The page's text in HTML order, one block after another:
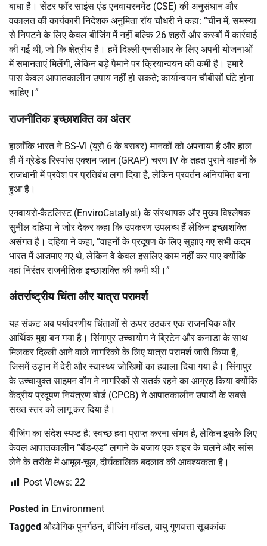
बाधा है। सेंटर फॉर साइंस एंड एनवायरनमेंट (CSE) की अनुसंधान और
वकालत की कार्यकारी निदेशक अनुमिता रॉय चौधरी ने कहा: “चीन में, समस्या
से निपटने के लिए केवल बीजिंग में नहीं बल्कि 26 शहरों और कस्बों में कार्रवाई
की गई थी, जो कि क्षेत्रीय है। हमें दिल्ली-एनसीआर के लिए अपनी योजनाओं
में समानताएं मिलेंगी, लेकिन बड़े पैमाने पर क्रियान्वयन की कमी है। हमारे
पास केवल आपातकालीन उपाय नहीं हो सकते; कार्यान्वयन चौबीसों घंटे होना
चाहिए।”
राजनीतिक इच्छाशक्ति का अंतर
हालाँकि भारत ने BS-VI (यूरो 6 के बराबर) मानकों को अपनाया है और हाल
ही में ग्रेडेड रिस्पांस एक्शन प्लान (GRAP) चरण IV के तहत पुराने वाहनों के
राजधानी में प्रवेश पर प्रतिबंध लगा दिया है, लेकिन प्रवर्तन अनियमित बना
हुआ है।
एनवायरो-कैटलिस्ट (EnviroCatalyst) के संस्थापक और मुख्य विश्लेषक
सुनील दहिया ने जोर देकर कहा कि उपकरण उपलब्ध हैं लेकिन इच्छाशक्ति
असंगत है। दहिया ने कहा, “वाहनों के प्रदूषण के लिए सुझाए गए सभी कदम
भारत में आजमाए गए थे, लेकिन वे केवल इसलिए काम नहीं कर पाए क्योंकि
वहां निरंतर राजनीतिक इच्छाशक्ति की कमी थी।”
अंतर्राष्ट्रीय चिंता और यात्रा परामर्श
यह संकट अब पर्यावरणीय चिंताओं से ऊपर उठकर एक राजनयिक और
आर्थिक मुद्दा बन गया है। सिंगापुर उच्चायोग ने ब्रिटेन और कनाडा के साथ
मिलकर दिल्ली आने वाले नागरिकों के लिए यात्रा परामर्श जारी किया है,
जिसमें उड़ान में देरी और स्वास्थ्य जोखिमों का हवाला दिया गया है। सिंगापुर
के उच्चायुक्त साइमन वोंग ने नागरिकों से सतर्क रहने का आग्रह किया क्योंकि
केंद्रीय प्रदूषण नियंत्रण बोर्ड (CPCB) ने आपातकालीन उपायों के सबसे
सख्त स्तर को लागू कर दिया है।
बीजिंग का संदेश स्पष्ट है: स्वच्छ हवा प्राप्त करना संभव है, लेकिन इसके लिए
केवल आपातकालीन “बैंड-एड” लगाने के बजाय एक शहर के चलने और सांस
लेने के तरीके में आमूल-चूल, दीर्घकालिक बदलाव की आवश्यकता है।
Post Views: 22
Posted in Environment
Tagged औद्योगिक पुनर्गठन,बीजिंग मॉडल,वायु गुणवत्ता सूचकांक